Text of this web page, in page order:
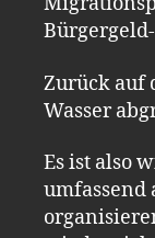
Zurück auf
Wasser
Es ist also
umfassend